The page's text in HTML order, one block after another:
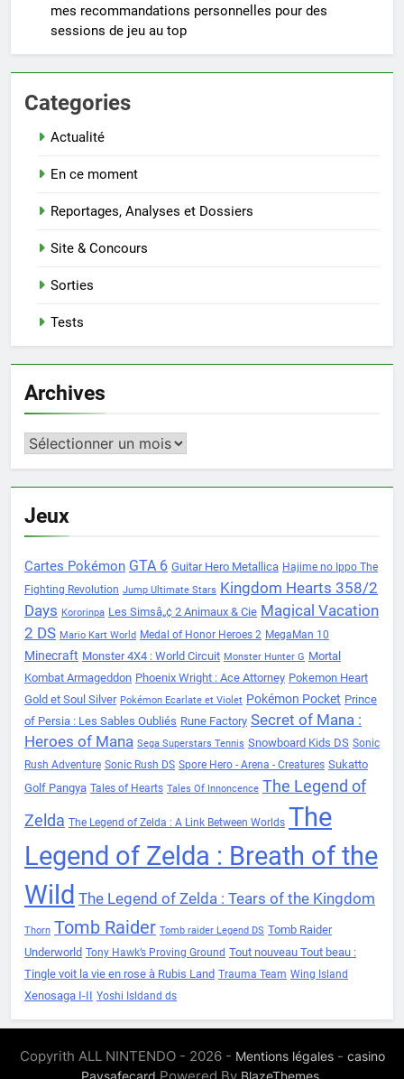
mes recommandations personnelles pour des
sessions de jeu au top
Categories
Actualité
En ce moment
Reportages, Analyses et Dossiers
Site & Concours
Sorties
Tests
Archives
Archives
Jeux
Cartes Pokémon GTA 6 Guitar Hero Metallica Hajime no Ippo The
Fighting Revolution Jump Ultimate Stars Kingdom Hearts 358/2
Days Kororinpa Les Simsâ„¢ 2 Animaux & Cie Magical Vacation
2 DS Mario Kart World Medal of Honor Heroes 2 MegaMan 10
Minecraft Monster 4X4 : World Circuit Monster Hunter G Mortal
Kombat Armageddon Phoenix Wright : Ace Attorney Pokemon Heart
Gold et Soul Silver Pokémon Ecarlate et Violet Pokémon Pocket Prince
of Persia : Les Sables Oubliés Rune Factory Secret of Mana :
Heroes of Mana Sega Superstars Tennis Snowboard Kids DS Sonic
Rush Adventure Sonic Rush DS Spore Hero - Arena - Creatures Sukatto
Golf Pangya Tales of Hearts Tales Of Innoncence The Legend of
Zelda The Legend of Zelda : A Link Between Worlds The
Legend of Zelda : Breath of the
Wild The Legend of Zelda : Tears of the Kingdom
Thorn Tomb Raider Tomb raider Legend DS Tomb Raider
Underworld Tony Hawk’s Proving Ground Tout nouveau Tout beau :
Tingle voit la vie en rose à Rubis Land Trauma Team Wing Island
Xenosaga I-II Yoshi Isldand ds
Copyrith ALL NINTENDO - 2026 - Mentions légales- casino
Paysafecard Powered By BlazeThemes